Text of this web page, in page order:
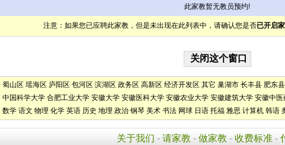
此家教暂无教员预约!
注意：如果您已应聘此家教，但是未出现在此列表中，请确认您是否已开启
蜀山区 瑶海区 庐阳区 包河区 滨湖区 政务区 高新区 经济开发区 其它 巢湖市 长丰县 肥东县
中国科学大学 合肥工业大学 安徽大学 安徽医科大学 安徽农业大学 安徽建筑大学 安徽中医
数学 语文 物理 化学 英语 历史 地理 政治 钢琴 美术 书法 网球 日语 托福 雅思 计算机 韩语
关于我们 - 请家教 - 做家教 - 收费标准 -